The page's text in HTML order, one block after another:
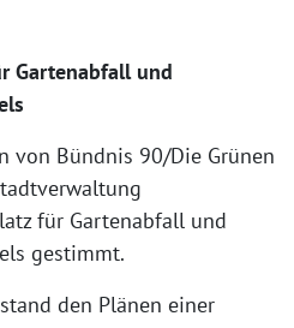
Gartenabfall und
von Bündnis 90/Die Grünen
für Gartenabfall und
gestimmt.
den Plänen einer